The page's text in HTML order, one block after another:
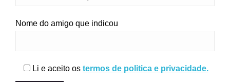
Nome do amigo que indicou
Li e aceito os termos de politica e privacidade.